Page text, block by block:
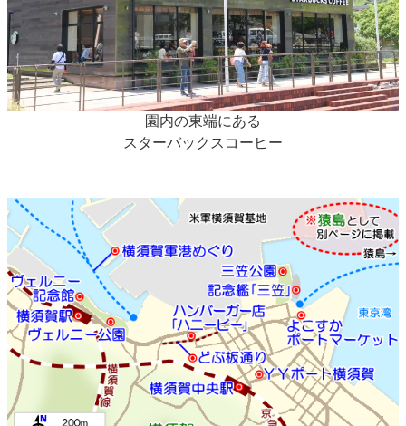
園内の東端にある
スターバックスコーヒー